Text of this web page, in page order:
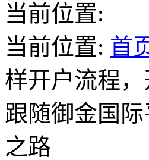
当前位置:
当前位置: 首
样开户流程
跟随御金国
之路